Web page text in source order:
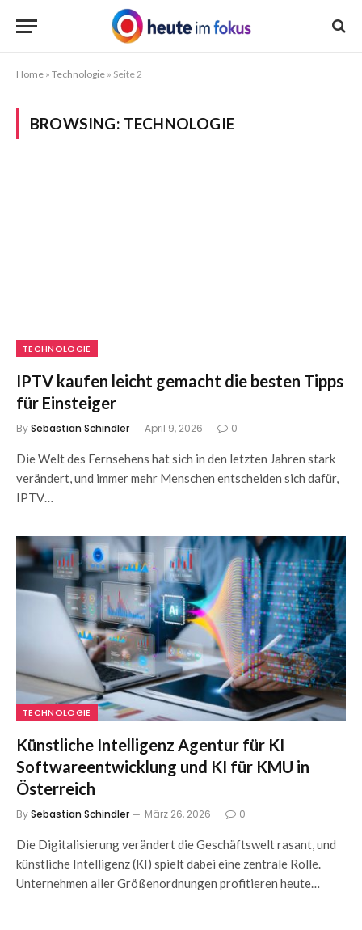
Home » Technologie » Seite 2
BROWSING: TECHNOLOGIE
TECHNOLOGIE
IPTV kaufen leicht gemacht die besten Tipps
für Einsteiger
BySebastian Schindler April 9, 2026 0
Die Welt des Fernsehens hat sich in den letzten Jahren stark
verändert, und immer mehr Menschen entscheiden sich dafür,
IPTV…
TECHNOLOGIE
Künstliche Intelligenz Agentur für KI
Softwareentwicklung und KI für KMU in
Österreich
BySebastian Schindler März 26, 2026 0
Die Digitalisierung verändert die Geschäftswelt rasant, und
künstliche Intelligenz (KI) spielt dabei eine zentrale Rolle.
Unternehmen aller Größenordnungen profitieren heute…